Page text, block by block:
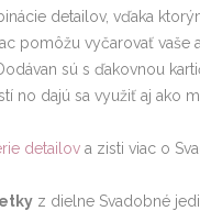
detailov, vďaka
pomôžu vyčarovať vaše
sú s ďakovnou
no dajú sa využiť aj ako
detailov a zisti viac o
z dielne Svadobné